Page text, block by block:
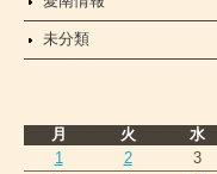
未分類
月
火 水
1
2 3